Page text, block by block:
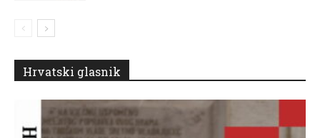
Hrvatski glasnik